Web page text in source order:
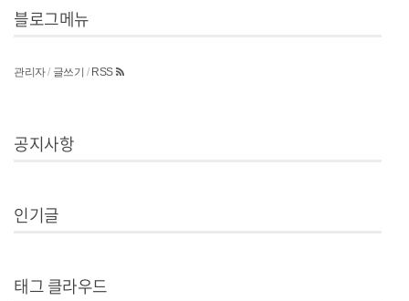
블로그메뉴
관리자/ 글쓰기 / RSS
공지사항
인기글
태그 클라우드